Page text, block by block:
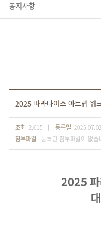
공지사항
2025 파라다이스 아트랩 워
첨부파일 등록된 첨부파일이 없습
조회 2,615 등록일 2025.07.02
2025